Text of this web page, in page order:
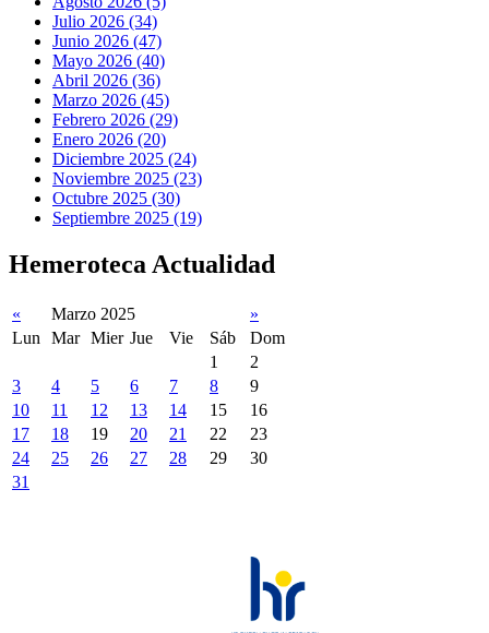
Julio 2026 (34)
Junio 2026 (47)
Mayo 2026 (40)
Abril 2026 (36)
Marzo 2026 (45)
Febrero 2026 (29)
Enero 2026 (20)
Diciembre 2025 (24)
Noviembre 2025 (23)
Octubre 2025 (30)
Septiembre 2025 (19)
Hemeroteca Actualidad
« Marzo 2025
»
Lun
Mar Mier Jue Vie Sáb
Dom
1
2
3
4 5 6 7 8
9
10
11 12 13 14 15
16
17
18 19 20 21 22
23
24
25 26 27 28 29
30
31